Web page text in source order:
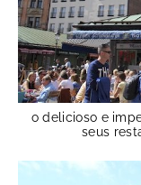
o delicioso e
seus